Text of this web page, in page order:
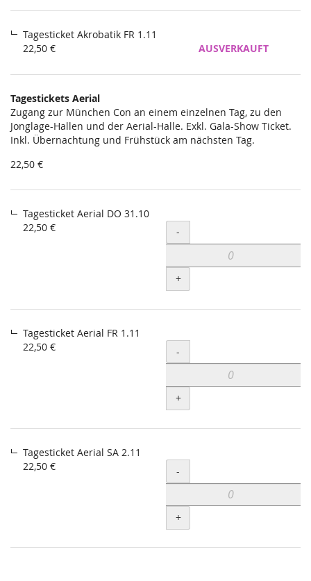
Tagesticket Akrobatik FR 1.11
22,50 €
AUSVERKAUFT
Tagestickets Aerial
Zugang zur München Con an einem einzelnen Tag, zu den
Jonglage-Hallen und der Aerial-Halle. Exkl. Gala-Show Ticket.
Inkl. Übernachtung und Frühstück am nächsten Tag.
22,50 €
Tagesticket Aerial DO 31.10
22,50 €
Menge
-
+
Tagesticket Aerial FR 1.11
22,50 €
Menge
-
+
Tagesticket Aerial SA 2.11
22,50 €
Menge
-
+